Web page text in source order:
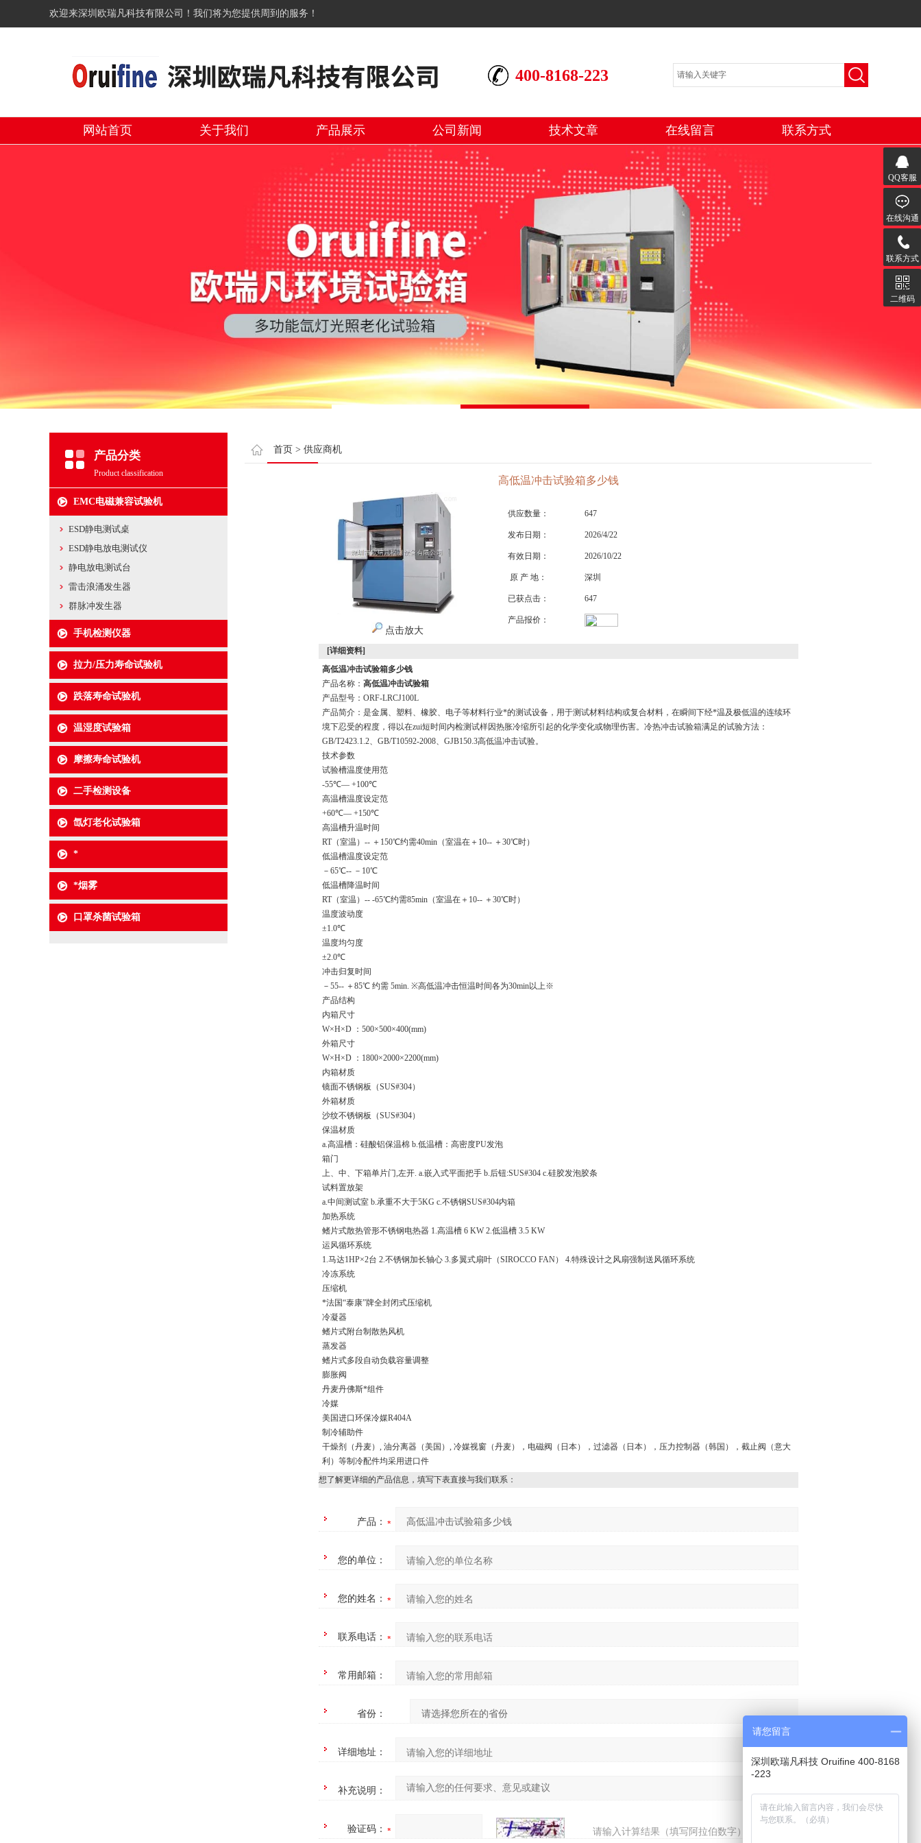
欢迎来深圳欧瑞凡科技有限公司！我们将为您提供周到的服务！
400-8168-223
网站首页 关于我们 产品展示 公司新闻 技术文章 在线留言 联系方式
产品分类
Product classification
EMC电磁兼容试验机
ESD静电测试桌
ESD静电放电测试仪
静电放电测试台
雷击浪涌发生器
群脉冲发生器
手机检测仪器
拉力/压力寿命试验机
跌落寿命试验机
温湿度试验箱
摩擦寿命试验机
二手检测设备
氙灯老化试验箱
*
*烟雾
口罩杀菌试验箱
首页 > 供应商机
高低温冲击试验箱多少钱
点击放大
供应数量： 647
发布日期： 2026/4/22
有效日期： 2026/10/22
原 产 地： 深圳
已获点击： 647
产品报价：
[详细资料]
高低温冲击试验箱多少钱
产品名称： 高低温冲击试验箱
产品型号：ORF-LRCJ100L
产品简介：是金属、塑料、橡胶、电子等材料行业*的测试设备，用于测试材料结构或复合材料，在瞬间下经*温及极低温的连续环
境下忍受的程度，得以在zui短时间内检测试样因热胀冷缩所引起的化学变化或物理伤害。冷热冲击试验箱满足的试验方法：
GB/T2423.1.2、GB/T10592-2008、GJB150.3高低温冲击试验。
技术参数
试验槽温度使用范
-55℃— +100℃
高温槽温度设定范
+60℃— +150℃
高温槽升温时间
RT（室温）-- ＋150℃约需40min（室温在＋10-- ＋30℃时）
低温槽温度设定范
－65℃-- －10℃
低温槽降温时间
RT（室温）-- -65℃约需85min（室温在＋10-- ＋30℃时）
温度波动度
±1.0℃
温度均匀度
±2.0℃
冲击归复时间
－55-- ＋85℃ 约需 5min. ※高低温冲击恒温时间各为30min以上※
产品结构
内箱尺寸
W×H×D ：500×500×400(mm)
外箱尺寸
W×H×D ：1800×2000×2200(mm)
内箱材质
镜面不锈钢板（SUS#304）
外箱材质
沙纹不锈钢板（SUS#304）
保温材质
a.高温槽：硅酸铝保温棉 b.低温槽：高密度PU发泡
箱门
上、中、下箱单片门,左开. a.嵌入式平面把手 b.后钮:SUS#304 c.硅胶发泡胶条
试料置放架
a.中间测试室 b.承重不大于5KG c.不锈钢SUS#304内箱
加热系统
鳍片式散热管形不锈钢电热器 1.高温槽 6 KW 2.低温槽 3.5 KW
运风循环系统
1.马达1HP×2台 2.不锈钢加长轴心 3.多翼式扇叶（SIROCCO FAN） 4.特殊设计之风扇强制送风循环系统
冷冻系统
压缩机
*法国“泰康”牌全封闭式压缩机
冷凝器
鳍片式附台制散热风机
蒸发器
鳍片式多段自动负载容量调整
膨胀阀
丹麦丹佛斯*组件
冷媒
美国进口环保冷媒R404A
制冷辅助件
干燥剂（丹麦）, 油分离器（美国）, 冷媒视窗（丹麦），电磁阀（日本），过滤器（日本），压力控制器（韩国），截止阀（意大
利）等制冷配件均采用进口件
想了解更详细的产品信息，填写下表直接与我们联系：
产品：
您的单位：
您的姓名：
联系电话：
常用邮箱：
省份：
详细地址：
补充说明：
验证码： 请输入计算结果（填写阿拉伯数字），如：三加
QQ客服
在线沟通
联系方式
二维码
请您留言
深圳欧瑞凡科技 Oruifine 400-8168
-223